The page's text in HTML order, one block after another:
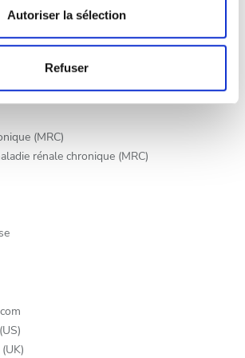
cookies.
permettent de personnaliser le contenu
des fonctionnalités relatives aux
d'analyser notre trafic. Nous
des informations sur l'utilisation de
partenaires de médias sociaux, de
qui peuvent combiner celles-ci
Autoriser la sélection
Refuser
midi
(MRC)
rénale chronique (MRC)